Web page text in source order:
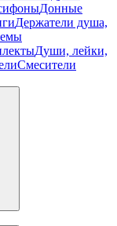
Донные
Держатели душа,
Души, лейки,
Смесители